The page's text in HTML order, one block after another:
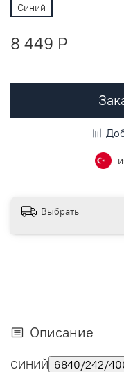
Синий
8 449 P
Выбрать
Описание
СИНИЙ 6840/242/